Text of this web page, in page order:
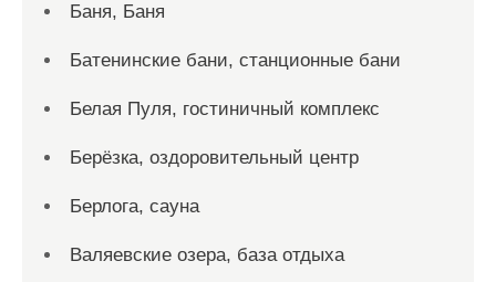
Баня, Баня
Батенинские бани, станционные бани
Белая Пуля, гостиничный комплекс
Берёзка, оздоровительный центр
Берлога, сауна
Валяевские озера, база отдыха